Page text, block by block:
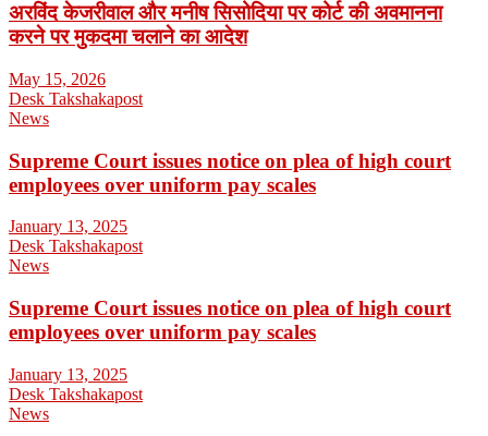
अरविंद केजरीवाल और मनीष सिसोदिया पर कोर्ट की अवमानना
करने पर मुकदमा चलाने का आदेश
May 15, 2026
Desk Takshakapost
News
Supreme Court issues notice on plea of high court
employees over uniform pay scales
January 13, 2025
Desk Takshakapost
News
Supreme Court issues notice on plea of high court
employees over uniform pay scales
January 13, 2025
Desk Takshakapost
News